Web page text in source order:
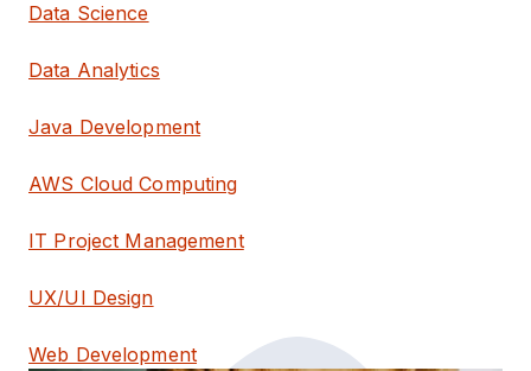
Data Science
Data Analytics
Java Development
AWS Cloud Computing
IT Project Management
UX/UI Design
Web Development